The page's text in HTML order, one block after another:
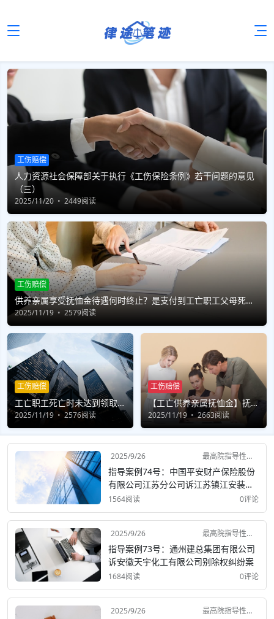
工伤赔偿
人力资源社会保障部关于执行《工伤保险条例》若干问题的意见
（三）
2025/11/20 2449阅读
工伤赔偿
供养亲属享受抚恤金待遇何时终止？是支付到工亡职工父母死亡
还是最长计算20年？
2025/11/19 2579阅读
工伤赔偿
工亡职工死亡时未达到领取抚
恤金的年龄，能否等达到年龄
后再行主张？
2025/11/19 2576阅读
工伤赔偿
【工亡供养亲属抚恤金】抚恤
金是否需要按赡养/抚养义务
人的人数进行折算？
2025/11/19 2663阅读
2025/9/26 最高院指导性案例
指导案例74号：中国平安财产保险股份
有限公司江苏分公司诉江苏镇江安装集
团有限公司保险人代位求偿权纠纷案
1564阅读 0评论
2025/9/26 最高院指导性案例
指导案例73号：通州建总集团有限公司
诉安徽天宇化工有限公司别除权纠纷案
1684阅读 0评论
2025/9/26 最高院指导性案例